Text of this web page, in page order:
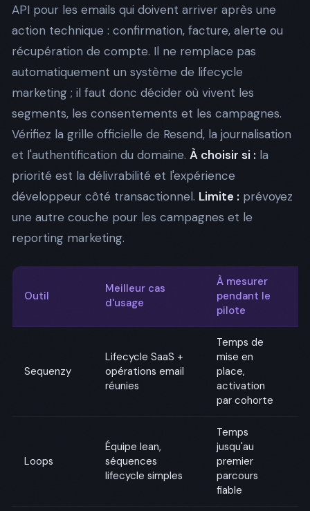
API pour les emails qui doivent arriver après une
action technique : confirmation, facture, alerte ou
récupération de compte. Il ne remplace pas
automatiquement un système de lifecycle
marketing ; il faut donc décider où vivent les
segments, les consentements et les campagnes.
Vérifiez la grille officielle de Resend, la journalisation
et l'authentification du domaine. À choisir si : la
priorité est la délivrabilité et l'expérience
développeur côté transactionnel. Limite : prévoyez
une autre couche pour les campagnes et le
reporting marketing.
Outil
Meilleur cas
d'usage
À mesurer
pendant le
pilote
Sequenzy
Lifecycle SaaS +
opérations email
réunies
Temps de
mise en
place,
activation
par cohorte
Loops
Équipe lean,
séquences
lifecycle simples
Temps
jusqu'au
premier
parcours
fiable